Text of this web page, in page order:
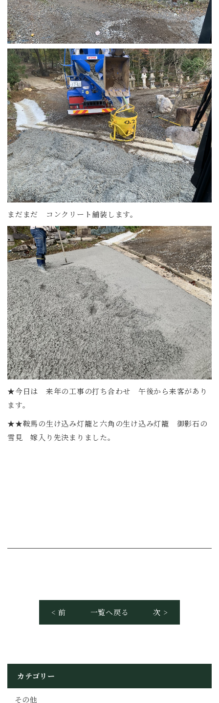
まだまだ コンクリート舗装します。
★今日は 来年の工事の打ち合わせ 午後から来客があり
ます。
★★鞍馬の生け込み灯籠と六角の生け込み灯籠 御影石の
雪見 嫁入り先決まりました。
< 前 一覧へ戻る 次 >
カテゴリー
その他